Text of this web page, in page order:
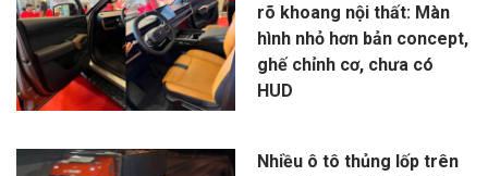
rõ khoang nội thất: Màn
hình nhỏ hơn bản concept,
ghế chỉnh cơ, chưa có
HUD
Nhiều ô tô thủng lốp trên